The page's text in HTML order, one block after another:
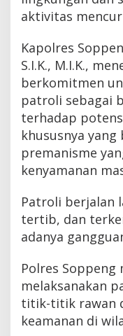
aktivitas
Kapolres
S.I.K., M.I.K.,
berkomitmen
patroli sebagai
terhadap
khususnya
premanisme
kenyamanan
Patroli berjalan
tertib, dan
adanya
Polres Soppeng
melaksanakan
titik-titik rawan
keamanan di